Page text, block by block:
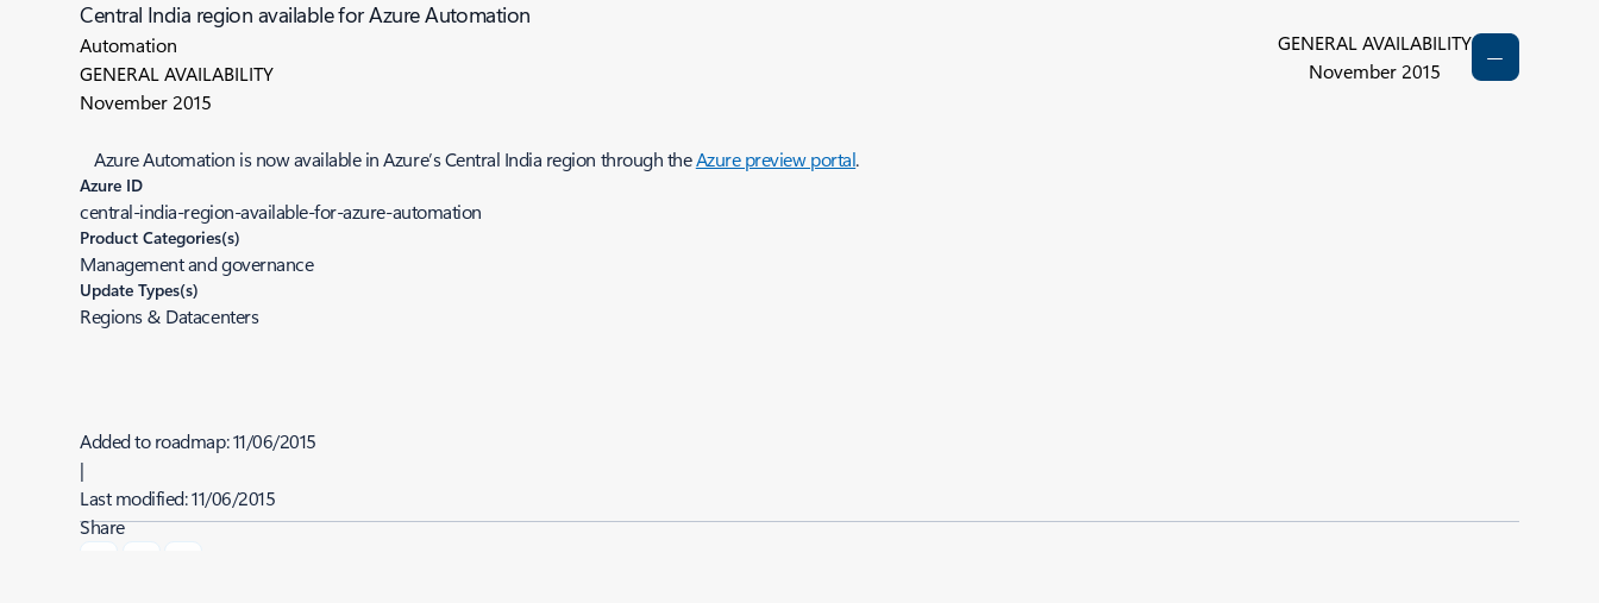
Central India region available for Azure Automation
Automation
GENERAL AVAILABILITY
November 2015
GENERAL AVAILABILITY
November 2015
Azure Automation is now available in Azure’s Central India region through theAzure preview portal.
Azure ID
central-india-region-available-for-azure-automation
Product Categories(s)
Management and governance
Update Types(s)
Regions & Datacenters
Added to roadmap:11/06/2015
|
Last modified:11/06/2015
Share